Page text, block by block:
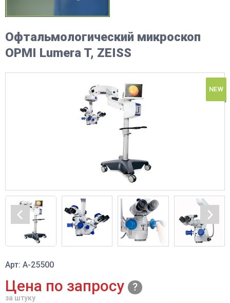
Офтальмологический микроскоп
OPMI Lumera T, ZEISS
NEW
Арт: A-25500
Цена по запросу
за штуку